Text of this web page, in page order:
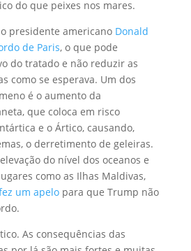
do que peixes nos mares.
presidente americano Donald
de Paris, o que pode
do tratado e não reduzir as
como se esperava. Um dos
é o aumento da
que coloca em risco
e o Ártico, causando,
o derretimento de geleiras.
do nível dos oceanos e
como as Ilhas Maldivas,
um apelopara que Trump não
As consequências das